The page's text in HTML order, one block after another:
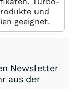
und
geeignet.
Newsletter
aus der